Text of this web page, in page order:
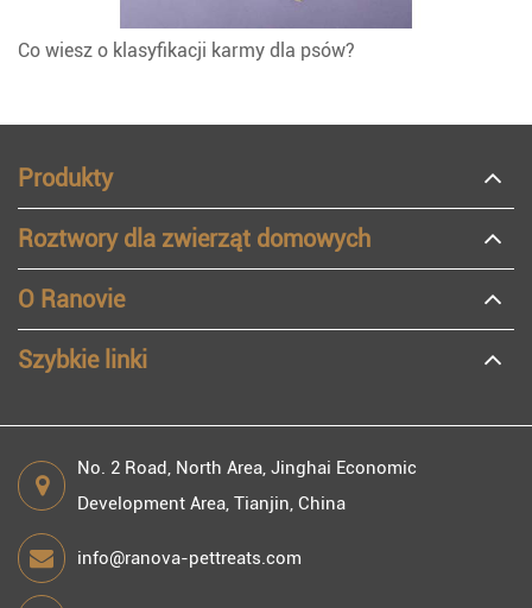
Co wiesz o klasyfikacji karmy dla psów?
Produkty
Roztwory dla zwierząt domowych
O Ranovie
Szybkie linki
No. 2 Road, North Area, Jinghai Economic
Development Area, Tianjin, China
info@ranova-pettreats.com